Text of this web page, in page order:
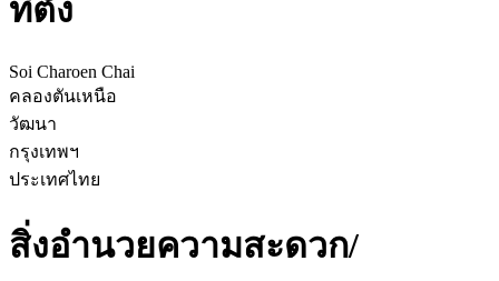
ที่ตั้ง
Soi Charoen Chai
คลองตันเหนือ
วัฒนา
กรุงเทพฯ
ประเทศไทย
สิ่งอำนวยความสะดวก/